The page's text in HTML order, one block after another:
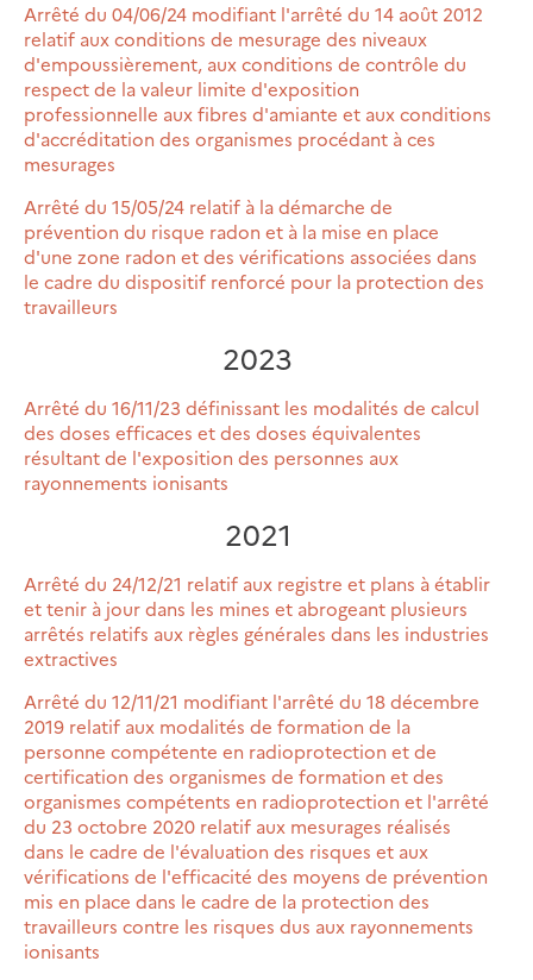
Arrêté du 04/06/24 modifiant l'arrêté du 14 août 2012
relatif aux conditions de mesurage des niveaux
d'empoussièrement, aux conditions de contrôle du
respect de la valeur limite d'exposition
professionnelle aux fibres d'amiante et aux conditions
d'accréditation des organismes procédant à ces
mesurages
Arrêté du 15/05/24 relatif à la démarche de
prévention du risque radon et à la mise en place
d'une zone radon et des vérifications associées dans
le cadre du dispositif renforcé pour la protection des
travailleurs
2023
Arrêté du 16/11/23 définissant les modalités de calcul
des doses efficaces et des doses équivalentes
résultant de l'exposition des personnes aux
rayonnements ionisants
2021
Arrêté du 24/12/21 relatif aux registre et plans à établir
et tenir à jour dans les mines et abrogeant plusieurs
arrêtés relatifs aux règles générales dans les industries
extractives
Arrêté du 12/11/21 modifiant l'arrêté du 18 décembre
2019 relatif aux modalités de formation de la
personne compétente en radioprotection et de
certification des organismes de formation et des
organismes compétents en radioprotection et l'arrêté
du 23 octobre 2020 relatif aux mesurages réalisés
dans le cadre de l'évaluation des risques et aux
vérifications de l'efficacité des moyens de prévention
mis en place dans le cadre de la protection des
travailleurs contre les risques dus aux rayonnements
ionisants